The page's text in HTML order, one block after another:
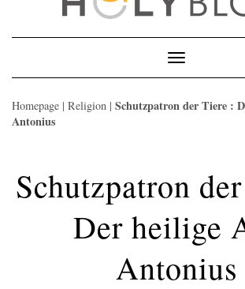
Toggle
Navigation
Homepage | Religion | Schutzpatron der Tiere :
Antonius
Schutzpatron
Der heilige
Antonius